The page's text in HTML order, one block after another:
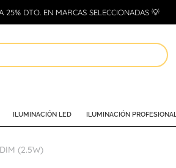
25% DTO. EN MARCAS SELECCIONADAS 💡
ILUMINACIÓN LED ILUMINACIÓN PROFESIONAL
(2.5W)